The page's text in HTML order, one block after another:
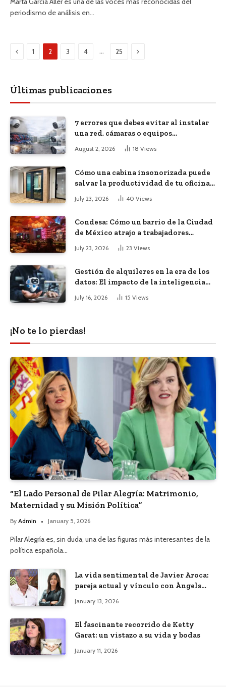
periodismo de análisis en…
Previous
1 2 3 4 … 25 Next
Últimas publicaciones
7 errores que debes evitar al instalar
una red, cámaras o equipos
tecnológicos en una empresa
August 2, 2026 18 Views
Cómo una cabina insonorizada puede
salvar la productividad de tu oficina
July 23, 2026 40 Views
Condesa: Cómo un barrio de la Ciudad
de México atrajo a trabajadores
remotos de todo el mundo
July 23, 2026 23 Views
Gestión de alquileres en la era de los
datos: El impacto de la inteligencia
July 16, 2026 15 Views
¡No te lo pierdas!
“El Lado Personal de Pilar Alegría: Matrimonio,
Maternidad y su Misión Política”
By Admin January 5, 2026
Pilar Alegría es, sin duda, una de las figuras más interesantes de la
política española…
La vida sentimental de Javier Aroca:
pareja actual y vínculo con Àngels
January 13, 2026
El fascinante recorrido de Ketty
Garat: un vistazo a su vida y bodas
January 11, 2026